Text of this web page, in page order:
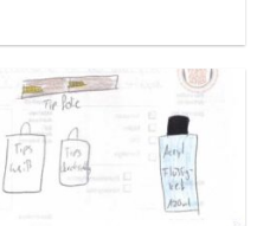
AUF MEINE
MERKLISTE
SETZEN